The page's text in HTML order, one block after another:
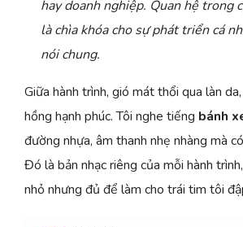
hay doanh nghiệp. Quan hệ trong
là chìa khóa cho sự phát triển cá
nói chung.
Giữa hành trình, gió mát thổi qua làn
hồng hạnh phúc. Tôi nghe tiếng bánh
đường nhựa, âm thanh nhẹ nhàng mà
Đó là bản nhạc riêng của mỗi hành
nhỏ nhưng đủ để làm cho trái tim tôi